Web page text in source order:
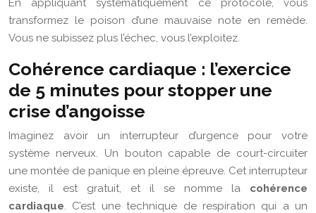
En appliquant systématiquement ce protocole, vous
transformez le poison d’une mauvaise note en remède.
Vous ne subissez plus l’échec, vous l’exploitez.
Cohérence cardiaque : l’exercice
de 5 minutes pour stopper une
crise d’angoisse
Imaginez avoir un interrupteur d’urgence pour votre
système nerveux. Un bouton capable de court-circuiter
une montée de panique en pleine épreuve. Cet interrupteur
existe, il est gratuit, et il se nomme la cohérence
cardiaque. C’est une technique de respiration qui a un